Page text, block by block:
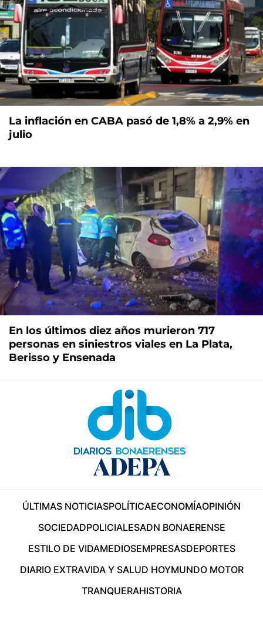
La inflación en CABA pasó de 1,8% a 2,9% en
julio
En los últimos diez años murieron 717
personas en siniestros viales en La Plata,
Berisso y Ensenada
ÚLTIMAS NOTICIASPOLÍTICAECONOMÍAOPINIÓN
SOCIEDADPOLICIALESADN BONAERENSE
ESTILO DE VIDAMEDIOSEMPRESASDEPORTES
DIARIO EXTRAVIDA Y SALUD HOYMUNDO MOTOR
TRANQUERAHISTORIA